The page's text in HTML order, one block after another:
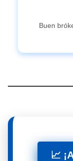
Buen
📈